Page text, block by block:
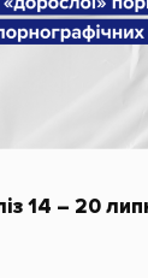
14 – 20